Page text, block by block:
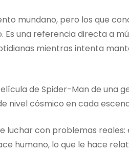
mundano, pero los que
una referencia directa a
mientras intenta
de Spider-Man de una
nivel cósmico en cada
luchar con problemas reales:
humano, lo que le hace